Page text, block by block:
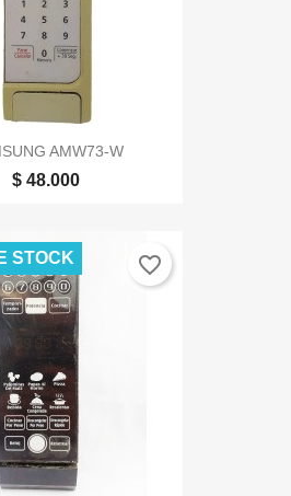
AMW73-W
$ 48.000
STOCK favorite_border